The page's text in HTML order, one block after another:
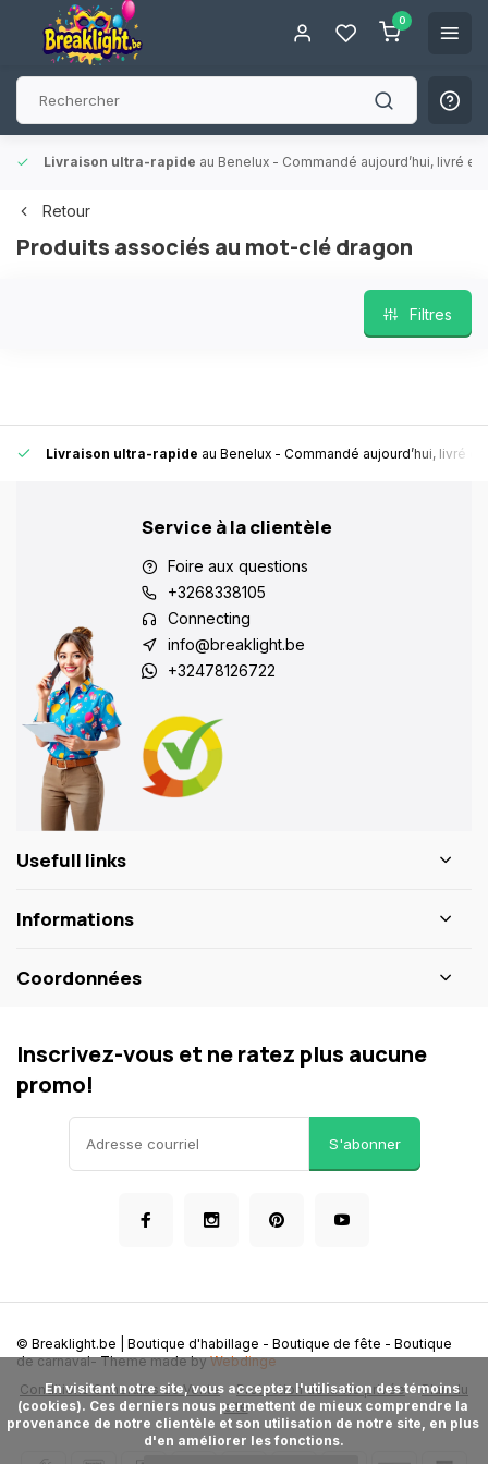
0
Livraison ultra-rapide au Benelux - Commandé aujourd’hui, livré
Retour
Produits associés au mot-clé dragon
Filtres
Livraison ultra-rapide au Benelux - Commandé aujourd’hui, livré
Service à la clientèle
Foire aux questions
+3268338105
Connecting
info@breaklight.be
+32478126722
Usefull links
Informations
Coordonnées
Inscrivez-vous et ne ratez plus aucune
promo!
S'abonner
Conditions Generales de Vente Protection de la vie privée
Plan du
site
© Breaklight.be | Boutique d'habillage - Boutique de fête - Boutique
de carnaval- Theme made byWebdinge
      En visitant notre site, vous acceptez l'utilisation des témoins
(cookies). Ces derniers nous permettent de mieux comprendre la
provenance de notre clientèle et son utilisation de notre site, en plus
d'en améliorer les fonctions.